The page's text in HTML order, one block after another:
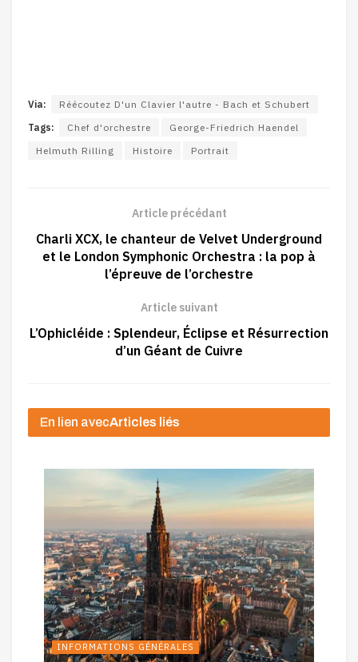
Via:
Réécoutez D'un Clavier l'autre - Bach et Schubert
Tags:
Chef d'orchestre
George-Friedrich Haendel
Helmuth Rilling
Histoire Portrait
Article précédant
Charli XCX, le chanteur de Velvet Underground
et le London Symphonic Orchestra : la pop à
l’épreuve de l’orchestre
Article suivant
L’Ophicléide : Splendeur, Éclipse et Résurrection
d’un Géant de Cuivre
En lien avecArticles liés
INFORMATIONS GÉNÉRALES